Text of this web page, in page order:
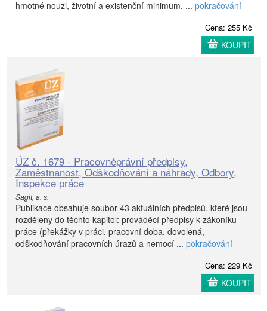
hmotné nouzi, životní a existenční minimum, ... pokračování
Cena: 255 Kč
KOUPIT
ÚZ č. 1679 - Pracovněprávní předpisy,
Zaměstnanost, Odškodňování a náhrady, Odbory,
Inspekce práce
Sagit, a. s.
Publikace obsahuje soubor 43 aktuálních předpisů, které jsou
rozděleny do těchto kapitol: prováděcí předpisy k zákoníku
práce (překážky v práci, pracovní doba, dovolená,
odškodňování pracovních úrazů a nemocí ... pokračování
Cena: 229 Kč
KOUPIT